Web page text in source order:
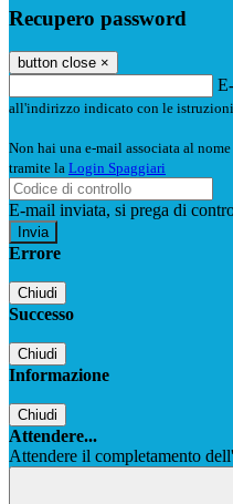
Recupero password
button close ×
all'indirizzo indicato con le istruzioni
Non hai una e-mail associata al
tramite la Login Spaggiari
E-mail inviata, si prega di
Errore
Chiudi
Successo
Chiudi
Informazione
Chiudi
Attendere...
Attendere il completamento